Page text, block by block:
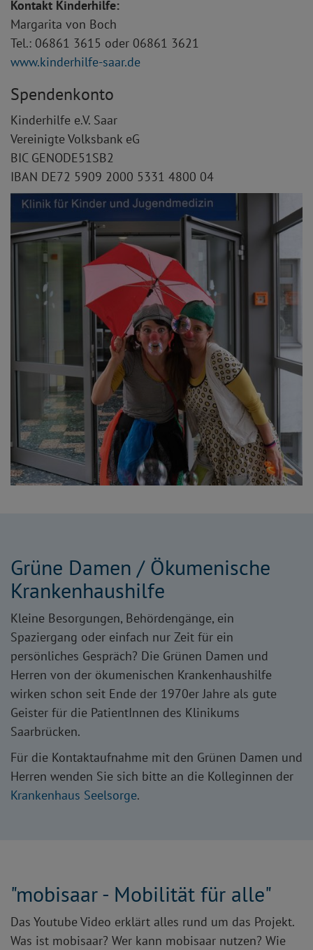
Kontakt Kinderhilfe:
Margarita von Boch
Tel.: 06861 3615 oder 06861 3621
www.kinderhilfe-saar.de
Spendenkonto
Kinderhilfe e.V. Saar
Vereinigte Volksbank eG
BIC GENODE51SB2
IBAN DE72 5909 2000 5331 4800 04
Grüne Damen / Ökumenische
Krankenhaushilfe
Kleine Besorgungen, Behördengänge, ein
Spaziergang oder einfach nur Zeit für ein
persönliches Gespräch? Die Grünen Damen und
Herren von der ökumenischen Krankenhaushilfe
wirken schon seit Ende der 1970er Jahre als gute
Geister für die PatientInnen des Klinikums
Saarbrücken.
Für die Kontaktaufnahme mit den Grünen Damen und
Herren wenden Sie sich bitte an die Kolleginnen der
Krankenhaus Seelsorge.
"mobisaar - Mobilität für alle"
Das Youtube Video erklärt alles rund um das Projekt.
Was ist mobisaar? Wer kann mobisaar nutzen? Wie